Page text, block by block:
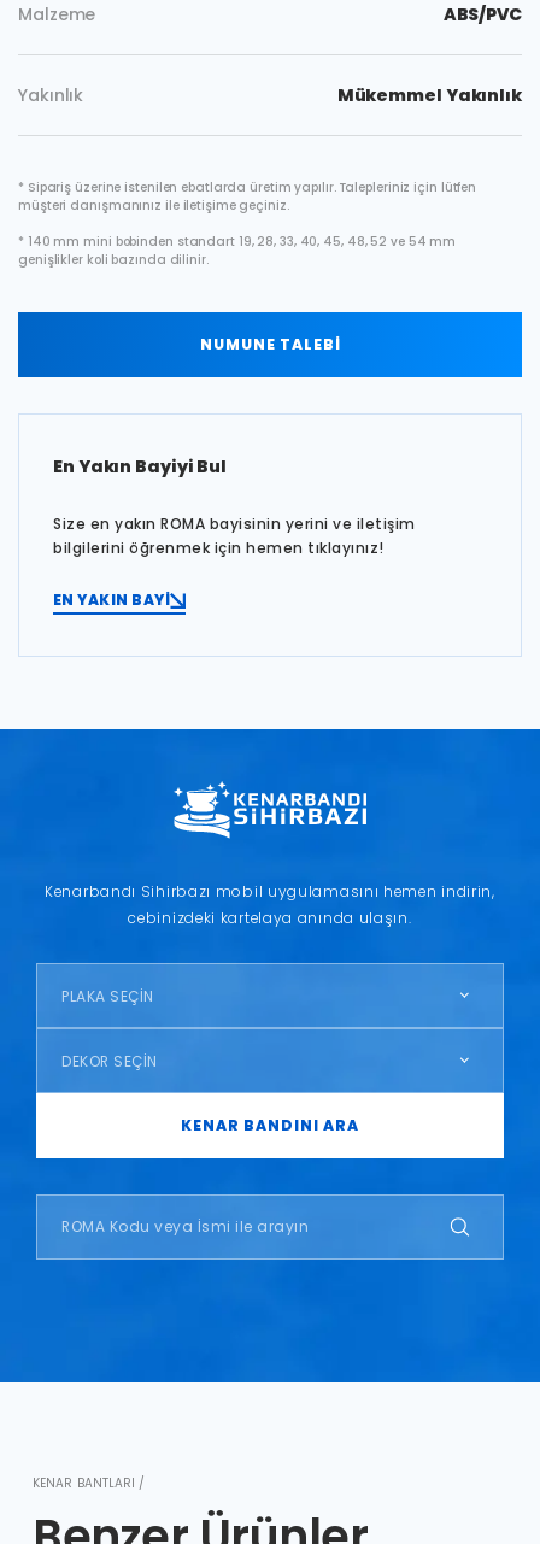
Malzeme ABS/PVC
Yakınlık Mükemmel Yakınlık
* Sipariş üzerine istenilen ebatlarda üretim yapılır. Talepleriniz için lütfen
müşteri danışmanınız ile iletişime geçiniz.
* 140 mm mini bobinden standart 19, 28, 33, 40, 45, 48, 52 ve 54 mm
genişlikler koli bazında dilinir.
NUMUNE TALEBİ
En Yakın Bayiyi Bul
Size en yakın ROMA bayisinin yerini ve iletişim
bilgilerini öğrenmek için hemen tıklayınız!
EN YAKIN BAYİ
Kenarbandı Sihirbazı mobil uygulamasını hemen indirin,
cebinizdeki kartelaya anında ulaşın.
PLAKA SEÇİN
DEKOR SEÇİN
KENAR BANDINI ARA
KENAR BANTLARI /